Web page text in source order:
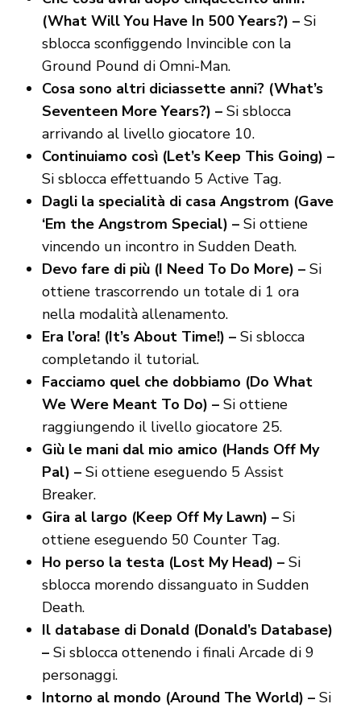
(What Will You Have In 500 Years?) –Si
sblocca sconfiggendo Invincible con la
Ground Pound di Omni-Man.
Cosa sono altri diciassette anni? (What’s
Seventeen More Years?) –Si sblocca
arrivando al livello giocatore 10.
Continuiamo così (Let’s Keep This Going) –
Si sblocca effettuando 5 Active Tag.
Dagli la specialità di casa Angstrom (Gave
‘Em the Angstrom Special) –Si ottiene
vincendo un incontro in Sudden Death.
Devo fare di più (I Need To Do More) –Si
ottiene trascorrendo un totale di 1 ora
nella modalità allenamento.
Era l’ora! (It’s About Time!) –Si sblocca
completando il tutorial.
Facciamo quel che dobbiamo (Do What
We Were Meant To Do) –Si ottiene
raggiungendo il livello giocatore 25.
Giù le mani dal mio amico (Hands Off My
Pal) –Si ottiene eseguendo 5 Assist
Breaker.
Gira al largo (Keep Off My Lawn) –Si
ottiene eseguendo 50 Counter Tag.
Ho perso la testa (Lost My Head) –Si
sblocca morendo dissanguato in Sudden
Death.
Il database di Donald (Donald’s Database)
–Si sblocca ottenendo i finali Arcade di 9
personaggi.
Intorno al mondo (Around The World) –Si